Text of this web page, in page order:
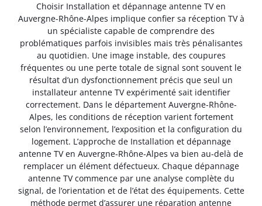
Choisir Installation et dépannage antenne TV en
Auvergne-Rhône-Alpes implique confier sa réception TV à
un spécialiste capable de comprendre des
problématiques parfois invisibles mais très pénalisantes
au quotidien. Une image instable, des coupures
fréquentes ou une perte totale de signal sont souvent le
résultat d’un dysfonctionnement précis que seul un
installateur antenne TV expérimenté sait identifier
correctement. Dans le département Auvergne-Rhône-
Alpes, les conditions de réception varient fortement
selon l’environnement, l’exposition et la configuration du
logement. L’approche de Installation et dépannage
antenne TV en Auvergne-Rhône-Alpes va bien au-delà de
remplacer un élément défectueux. Chaque dépannage
antenne TV commence par une analyse complète du
signal, de l’orientation et de l’état des équipements. Cette
méthode permet d’assurer une réparation antenne